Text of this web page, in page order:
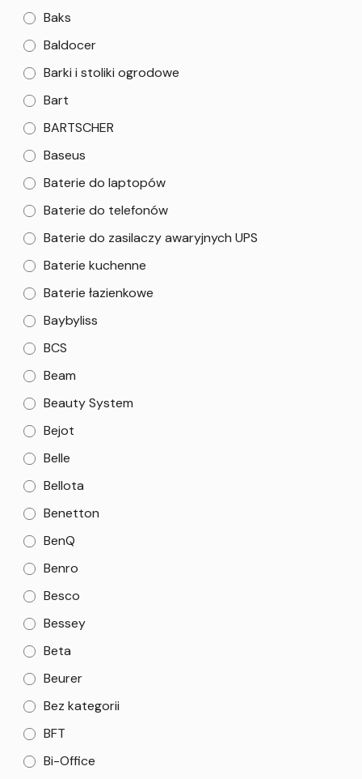
Baks
Baldocer
Barki i stoliki ogrodowe
Bart
BARTSCHER
Baseus
Baterie do laptopów
Baterie do telefonów
Baterie do zasilaczy awaryjnych UPS
Baterie kuchenne
Baterie łazienkowe
Baybyliss
BCS
Beam
Beauty System
Bejot
Belle
Bellota
Benetton
BenQ
Benro
Besco
Bessey
Beta
Beurer
Bez kategorii
BFT
Bi-Office